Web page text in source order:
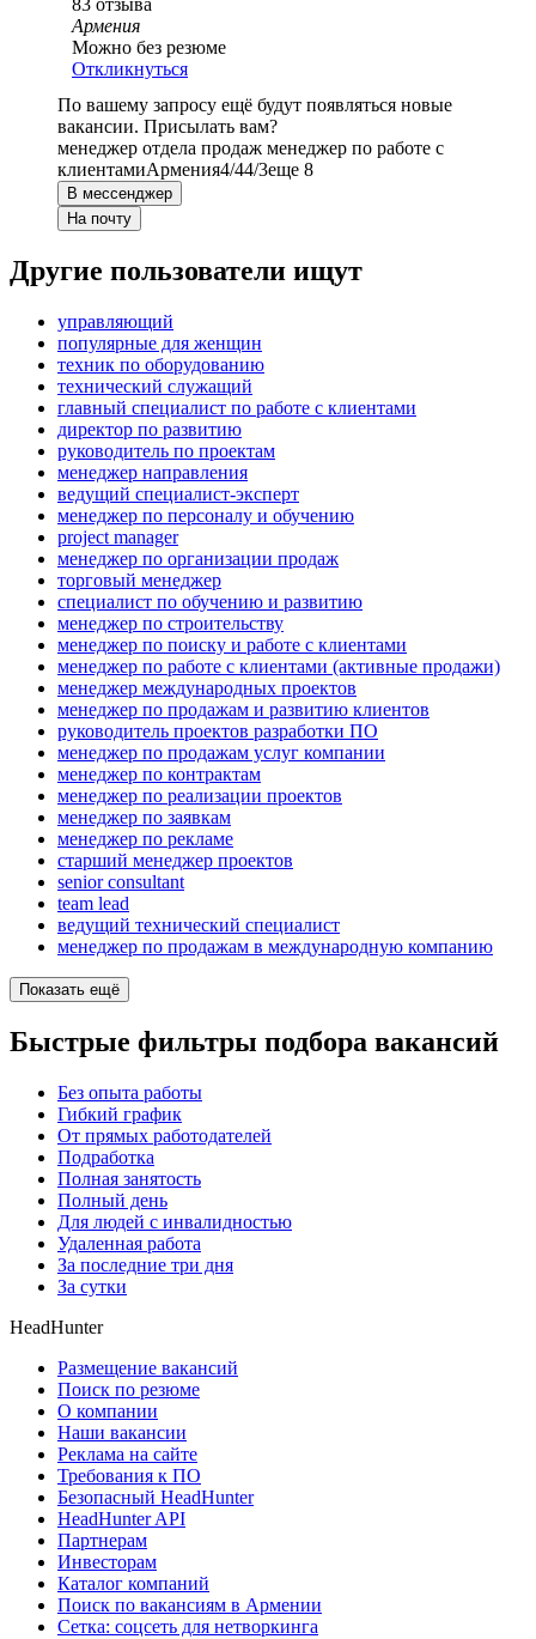
83 отзыва
Армения
Можно без резюме
Откликнуться
По вашему запросу ещё будут появляться новые
вакансии. Присылать вам?
менеджер отдела продаж менеджер по работе с
клиентамиАрмения4/44/3еще 8
В мессенджер
На почту
Другие пользователи ищут
управляющий
популярные для женщин
техник по оборудованию
технический служащий
главный специалист по работе с клиентами
директор по развитию
руководитель по проектам
менеджер направления
ведущий специалист-эксперт
менеджер по персоналу и обучению
project manager
менеджер по организации продаж
торговый менеджер
специалист по обучению и развитию
менеджер по строительству
менеджер по поиску и работе с клиентами
менеджер по работе с клиентами (активные продажи)
менеджер международных проектов
менеджер по продажам и развитию клиентов
руководитель проектов разработки ПО
менеджер по продажам услуг компании
менеджер по контрактам
менеджер по реализации проектов
менеджер по заявкам
менеджер по рекламе
старший менеджер проектов
senior consultant
team lead
ведущий технический специалист
менеджер по продажам в международную компанию
Показать ещё
Быстрые фильтры подбора вакансий
Без опыта работы
Гибкий график
От прямых работодателей
Подработка
Полная занятость
Полный день
Для людей с инвалидностью
Удаленная работа
За последние три дня
За сутки
HeadHunter
Размещение вакансий
Поиск по резюме
О компании
Наши вакансии
Реклама на сайте
Требования к ПО
Безопасный HeadHunter
HeadHunter API
Партнерам
Инвесторам
Каталог компаний
Поиск по вакансиям в Армении
Сетка: соцсеть для нетворкинга